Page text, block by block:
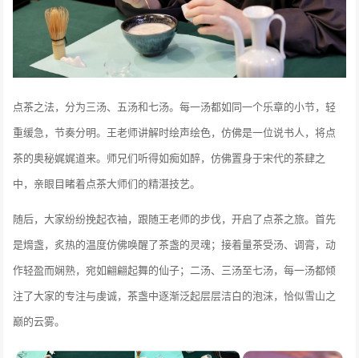
点茶之法，分为三汤、五汤和七汤。每一汤都如同一个乐章的小节，轻
重缓急，节奏分明。王老师讲解时绘声绘色，仿佛是一位说书人，将点
茶的奥秘娓娓道来。师兄们听得如痴如醉，仿佛置身于宋代的茶肆之
中，亲眼目睹着点茶大师们的精湛技艺。
随后，大家纷纷挽起衣袖，跟随王老师的步伐，开启了点茶之旅。首先
是熁盏，炙热的温度仿佛唤醒了茶盏的灵魂；接着量茶受汤、调膏，动
作轻盈而娴熟，宛如翩翩起舞的仙子；二汤、三汤至七汤，每一汤都倾
注了大家的专注与虔诚，茶盏中逐渐泛起层层洁白的泡沫，恰似雪山之
巅的云雾。